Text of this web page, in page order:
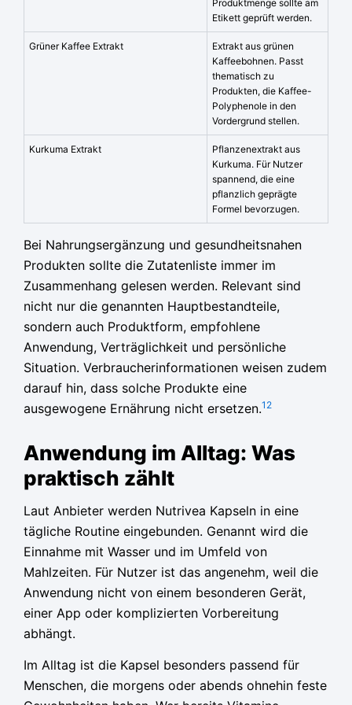
Produktmenge sollte am
Etikett geprüft werden.
Grüner Kaffee Extrakt
Extrakt aus grünen
Kaffeebohnen. Passt
thematisch zu
Produkten, die Kaffee-
Polyphenole in den
Vordergrund stellen.
Kurkuma Extrakt
Pflanzenextrakt aus
Kurkuma. Für Nutzer
spannend, die eine
pflanzlich geprägte
Formel bevorzugen.
Bei Nahrungsergänzung und gesundheitsnahen
Produkten sollte die Zutatenliste immer im
Zusammenhang gelesen werden. Relevant sind
nicht nur die genannten Hauptbestandteile,
sondern auch Produktform, empfohlene
Anwendung, Verträglichkeit und persönliche
Situation. Verbraucherinformationen weisen zudem
darauf hin, dass solche Produkte eine
ausgewogene Ernährung nicht ersetzen.1 2
Anwendung im Alltag: Was
praktisch zählt
Laut Anbieter werden Nutrivea Kapseln in eine
tägliche Routine eingebunden. Genannt wird die
Einnahme mit Wasser und im Umfeld von
Mahlzeiten. Für Nutzer ist das angenehm, weil die
Anwendung nicht von einem besonderen Gerät,
einer App oder komplizierten Vorbereitung
abhängt.
Im Alltag ist die Kapsel besonders passend für
Menschen, die morgens oder abends ohnehin feste